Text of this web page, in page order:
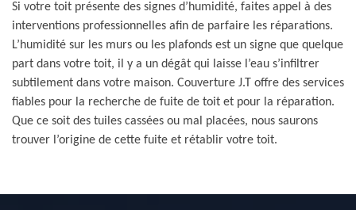
Si votre toit présente des signes d’humidité, faites appel à des
interventions professionnelles afin de parfaire les réparations.
L’humidité sur les murs ou les plafonds est un signe que quelque
part dans votre toit, il y a un dégât qui laisse l’eau s’infiltrer
subtilement dans votre maison. Couverture J.T offre des services
fiables pour la recherche de fuite de toit et pour la réparation.
Que ce soit des tuiles cassées ou mal placées, nous saurons
trouver l’origine de cette fuite et rétablir votre toit.